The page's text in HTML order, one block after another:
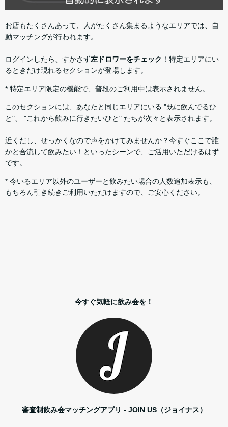
お店もたくさんあって、人がたくさん集まるようなエリアでは、自
動マッチングが行われます。
ログインしたら、すかさず左ドロワーをチェック ！特定エリアにい
るときだけ現れるセクションが登場します。
* 特定エリア限定の機能で、普段のご利用中は表示されません。
このセクションには、あなたと同じエリアにいる "既に飲んでるひ
と"、 "これから飲みに行きたいひと" たちが次々と表示されます。
近くだし、せっかくなので声をかけてみませんか？今すぐここで誰
かと合流して飲みたい！といったシーンで、ご活用いただけるはず
です。
* 今いるエリア以外のユーザーと飲みたい場合の人数追加表示も、
もちろん引き続きご利用いただけますので、ご安心ください。
今すぐ気軽に飲み会を！
審査制飲み会マッチングアプリ - JOIN US（ジョイナス）